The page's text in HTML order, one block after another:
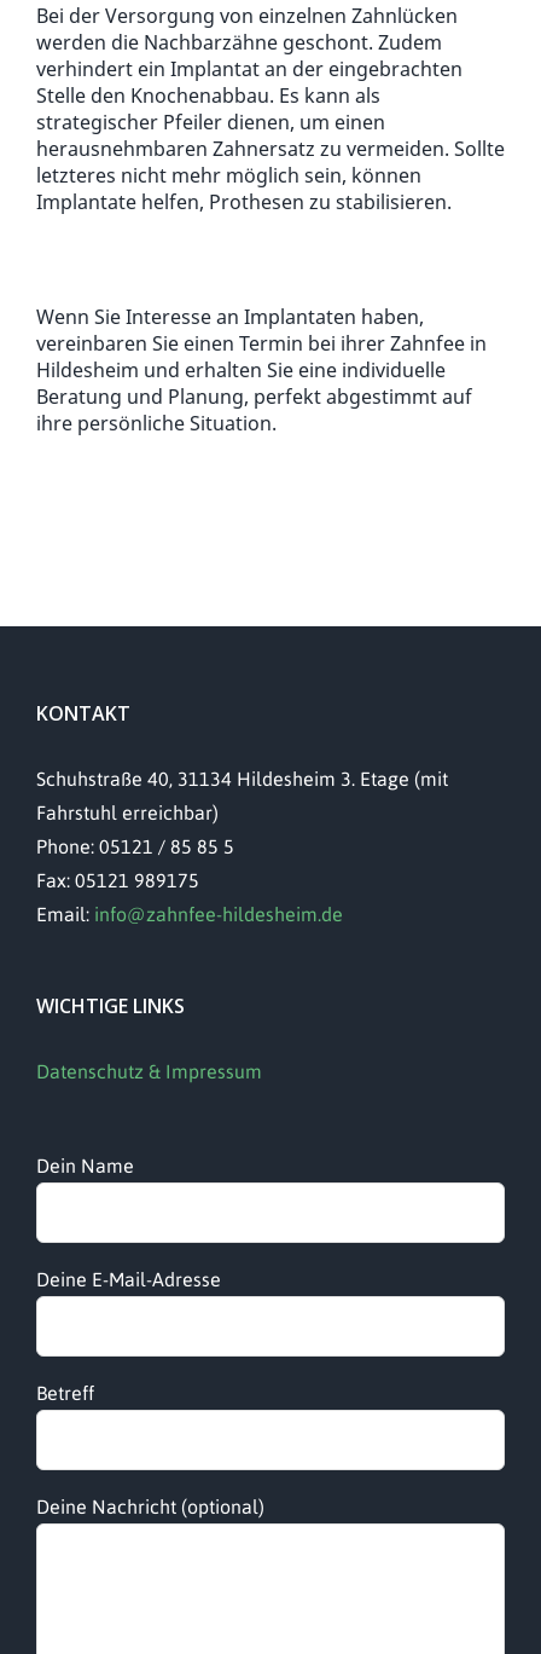
Bei der Versorgung von einzelnen Zahnlücken
werden die Nachbarzähne geschont. Zudem
verhindert ein Implantat an der eingebrachten
Stelle den Knochenabbau. Es kann als
strategischer Pfeiler dienen, um einen
herausnehmbaren Zahnersatz zu vermeiden. Sollte
letzteres nicht mehr möglich sein, können
Implantate helfen, Prothesen zu stabilisieren.
Wenn Sie Interesse an Implantaten haben,
vereinbaren Sie einen Termin bei ihrer Zahnfee in
Hildesheim und erhalten Sie eine individuelle
Beratung und Planung, perfekt abgestimmt auf
ihre persönliche Situation.
KONTAKT
Schuhstraße 40, 31134 Hildesheim 3. Etage (mit
Fahrstuhl erreichbar)
Phone: 05121 / 85 85 5
Fax: 05121 989175
Email: info@zahnfee-hildesheim.de
WICHTIGE LINKS
Datenschutz & Impressum
Dein Name
Deine E-Mail-Adresse
Betreff
Deine Nachricht (optional)